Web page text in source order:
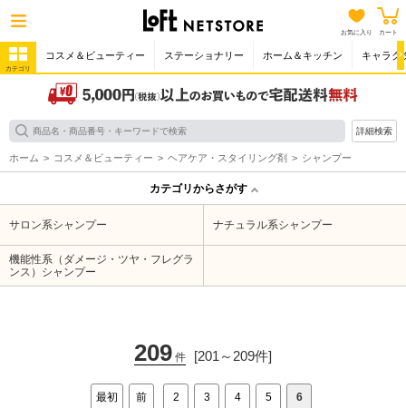
お気に入り カート
カテゴリ
コスメ＆ビューティー ステーショナリー ホーム＆キッチン キャラク
詳細検索
ホーム コスメ＆ビューティー ヘアケア・スタイリング剤 シャンプー
カテゴリからさがす
サロン系シャンプー ナチュラル系シャンプー
機能性系（ダメージ・ツヤ・フレグラ
ンス）シャンプー
209 件 [201～209件]
最初 前 2 3 4 5 6